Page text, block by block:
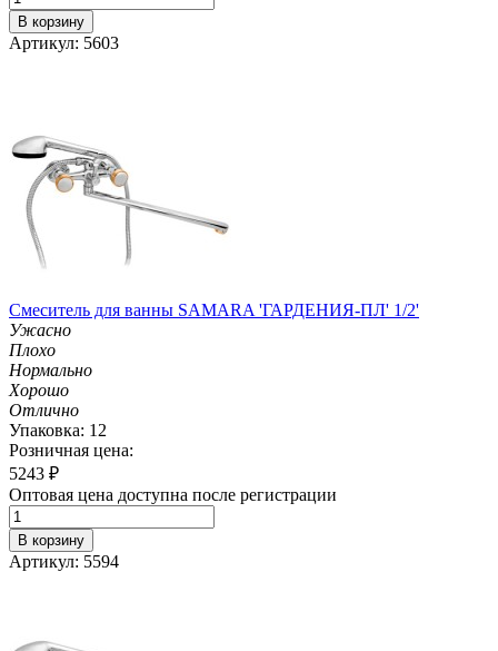
В корзину
Артикул: 5603
Смеситель для ванны SAMARA 'ГАРДЕНИЯ-ПЛ' 1/2'
Ужасно
Плохо
Нормально
Хорошо
Отлично
Упаковка: 12
Розничная цена:
5243 ₽
Оптовая цена доступна после регистрации
В корзину
Артикул: 5594